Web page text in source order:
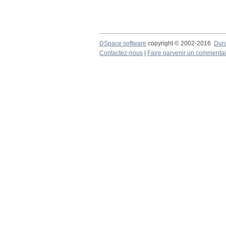
DSpace software copyright © 2002-2016
Contactez-nous
Faire parvenir un